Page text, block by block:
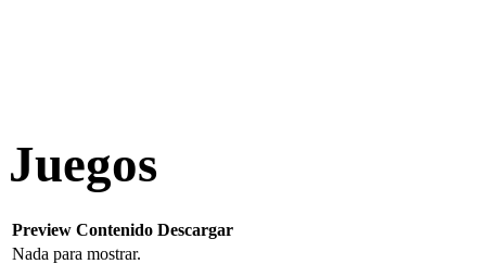
Juegos
Preview Contenido Descargar
Nada para mostrar.